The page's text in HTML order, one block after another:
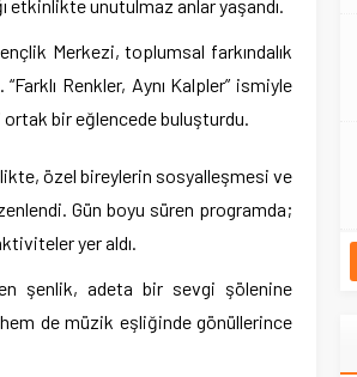
etkinlikte unutulmaz anlar yaşandı.
Merkezi, toplumsal farkındalık
Renkler, Aynı Kalpler” ismiyle
bir eğlencede buluşturdu.
özel bireylerin sosyalleşmesi ve
Gün boyu süren programda;
yer aldı.
şenlik, adeta bir sevgi şölenine
de müzik eşliğinde gönüllerince